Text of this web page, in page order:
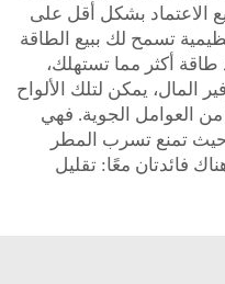
الاعتماد بشكل أقل على
تسمح لك ببيع الطاقة
طاقة أكثر مما تستهلك،
المال، يمكن لتلك الألواح
العوامل الجوية. فهي
حيث تمنع تسرب المطر
فائدتان معًا: تقليل